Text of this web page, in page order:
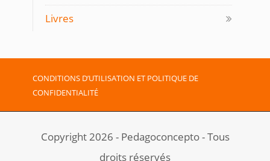
Livres
CONDITIONS D’UTILISATION ET POLITIQUE DE
CONFIDENTIALITÉ
Copyright 2026 - Pedagoconcepto - Tous
droits réservés